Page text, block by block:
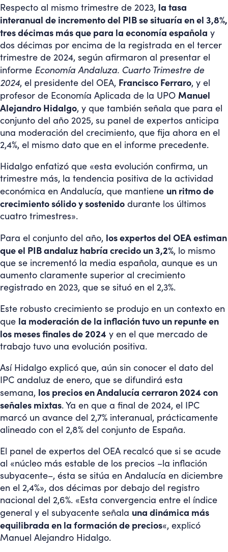
Respecto al mismo trimestre de 2023, la tasa
interanual de incremento del PIB se situaría en el 3,8%,
tres décimas más que para la economía española y
dos décimas por encima de la registrada en el tercer
trimestre de 2024, según afirmaron al presentar el
informe Economía Andaluza. Cuarto Trimestre de
2024, el presidente del OEA, Francisco Ferraro, y el
profesor de Economía Aplicada de la UPO Manuel
Alejandro Hidalgo, y que también señala que para el
conjunto del año 2025, su panel de expertos anticipa
una moderación del crecimiento, que fija ahora en el
2,4%, el mismo dato que en el informe precedente.
Hidalgo enfatizó que «esta evolución confirma, un
trimestre más, la tendencia positiva de la actividad
económica en Andalucía, que mantiene un ritmo de
crecimiento sólido y sostenido durante los últimos
cuatro trimestres».
Para el conjunto del año, los expertos del OEA estiman
que el PIB andaluz habría crecido un 3,2%, lo mismo
que se incrementó la media española, aunque es un
aumento claramente superior al crecimiento
registrado en 2023, que se situó en el 2,3%.
Este robusto crecimiento se produjo en un contexto en
que la moderación de la inflación tuvo un repunte en
los meses finales de 2024 y en el que mercado de
trabajo tuvo una evolución positiva.
Así Hidalgo explicó que, aún sin conocer el dato del
IPC andaluz de enero, que se difundirá esta
semana, los precios en Andalucía cerraron 2024 con
señales mixtas. Ya en que a final de 2024, el IPC
marcó un avance del 2,7% interanual, prácticamente
alineado con el 2,8% del conjunto de España.
El panel de expertos del OEA recalcó que si se acude
al «núcleo más estable de los precios –la inflación
subyacente–, ésta se sitúa en Andalucía en diciembre
en el 2,4%», dos décimas por debajo del registro
nacional del 2,6%. «Esta convergencia entre el índice
general y el subyacente señala una dinámica más
equilibrada en la formación de precios«, explicó
Manuel Alejandro Hidalgo.